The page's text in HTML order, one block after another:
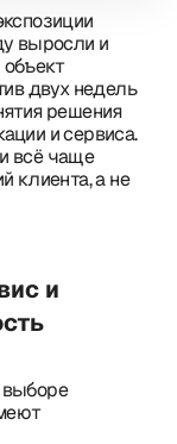
выросли и
двух недель
решения
и сервиса.
всё чаще
клиента, а не
и